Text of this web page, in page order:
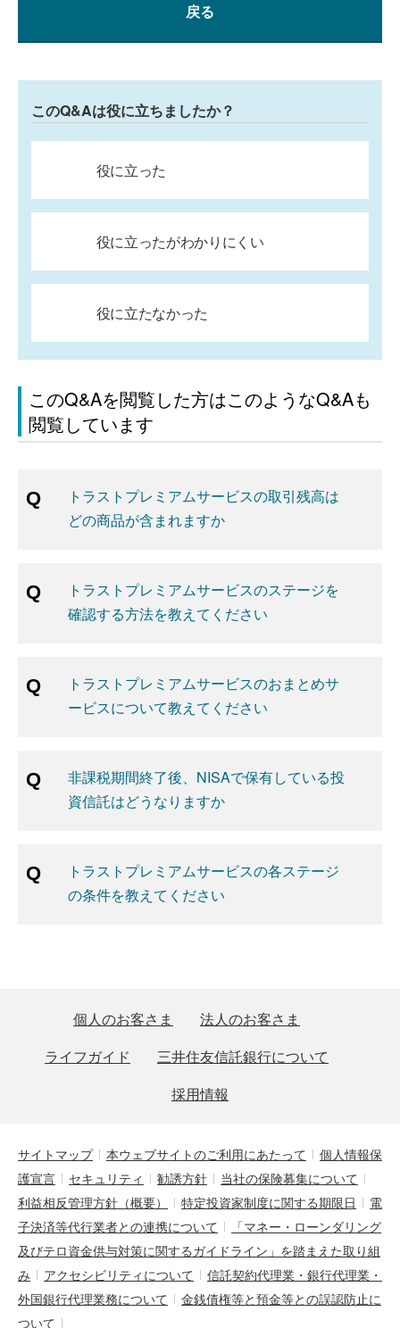
戻る
このQ&Aは役に立ちましたか？
役に立った
役に立ったがわかりにくい
役に立たなかった
このQ&Aを閲覧した方はこのようなQ&Aも
閲覧しています
トラストプレミアムサービスの取引残高は
どの商品が含まれますか
トラストプレミアムサービスのステージを
確認する方法を教えてください
トラストプレミアムサービスのおまとめサ
ービスについて教えてください
非課税期間終了後、NISAで保有している投
資信託はどうなりますか
トラストプレミアムサービスの各ステージ
の条件を教えてください
個人のお客さま
法人のお客さま
ライフガイド
三井住友信託銀行について
採用情報
サイトマップ 本ウェブサイトのご利用にあたって
個人情報保
護宣言
セキュリティ 勧誘方針
当社の保険募集について
利益相反管理方針（概要）
特定投資家制度に関する期限日
電
子決済等代行業者との連携について
「マネー・ローンダリング
及びテロ資金供与対策に関するガイドライン」を踏まえた取り組
み
アクセシビリティについて
信託契約代理業・銀行代理業・
外国銀行代理業務について
金銭債権等と預金等との誤認防止に
ついて